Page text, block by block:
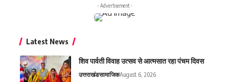
- Advertisement -
Latest News
शिव पार्वती विवाह उत्सव से आत्मसात रहा पंचम दिवस
उत्तराखंडसामाजिकAugust 6, 2026